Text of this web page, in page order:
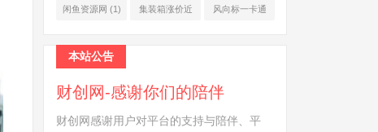
景(1) (1) 顺(1)
闲鱼资源网 (1) 集装箱涨价近 风向标一卡通
本站公告
财创网-感谢你们的陪伴
财创网感谢用户对平台的支持与陪伴、平